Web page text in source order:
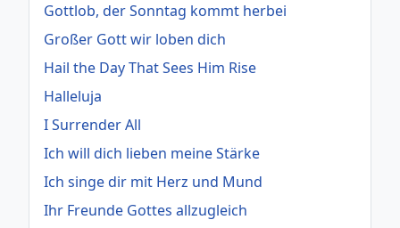
Gottlob, der Sonntag kommt herbei
Großer Gott wir loben dich
Hail the Day That Sees Him Rise
Halleluja
I Surrender All
Ich will dich lieben meine Stärke
Ich singe dir mit Herz und Mund
Ihr Freunde Gottes allzugleich